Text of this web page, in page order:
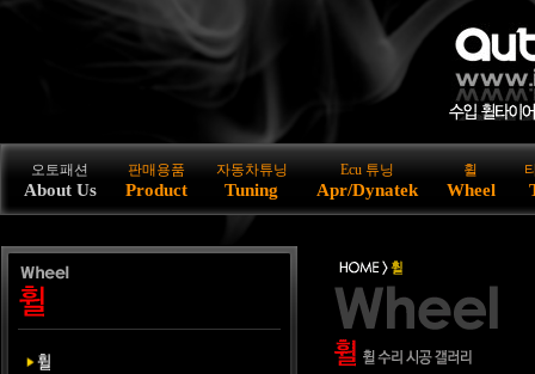
오토패션
About Us
판매용품
Product
자동차튜닝
Tuning
Ecu 튜닝
Apr/Dynatek
휠
Wheel